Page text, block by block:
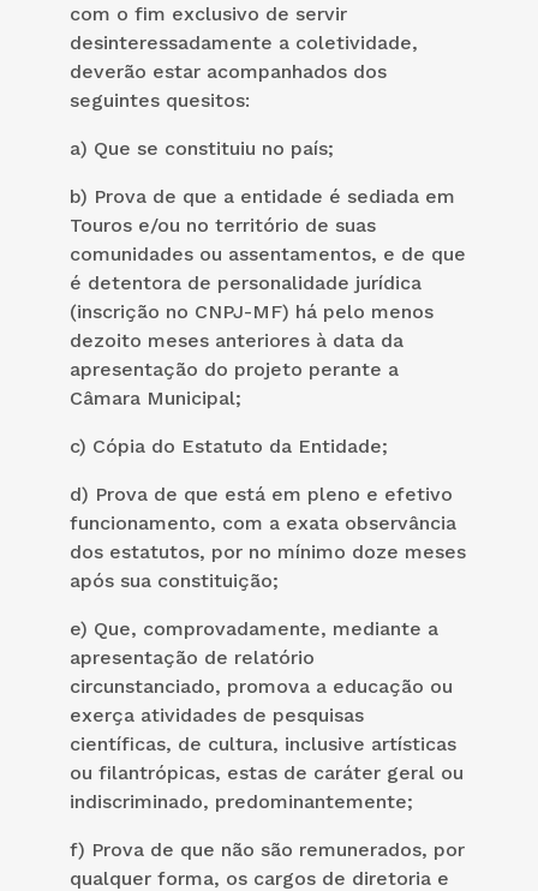
com o fim exclusivo de servir
desinteressadamente a coletividade,
deverão estar acompanhados dos
seguintes quesitos:
a) Que se constituiu no país;
b) Prova de que a entidade é sediada em
Touros e/ou no território de suas
comunidades ou assentamentos, e de que
é detentora de personalidade jurídica
(inscrição no CNPJ-MF) há pelo menos
dezoito meses anteriores à data da
apresentação do projeto perante a
Câmara Municipal;
c) Cópia do Estatuto da Entidade;
d) Prova de que está em pleno e efetivo
funcionamento, com a exata observância
dos estatutos, por no mínimo doze meses
após sua constituição;
e) Que, comprovadamente, mediante a
apresentação de relatório
circunstanciado, promova a educação ou
exerça atividades de pesquisas
científicas, de cultura, inclusive artísticas
ou filantrópicas, estas de caráter geral ou
indiscriminado, predominantemente;
f) Prova de que não são remunerados, por
qualquer forma, os cargos de diretoria e